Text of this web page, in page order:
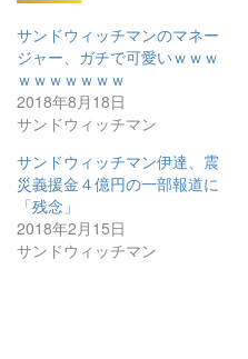
サンドウィッチマンのマネー
ジャー、ガチで可愛いｗｗｗ
ｗｗｗｗｗｗｗ
2018年8月18日
サンドウィッチマン
サンドウィッチマン伊達、震
災義援金４億円の一部報道に
「残念」
2018年2月15日
サンドウィッチマン